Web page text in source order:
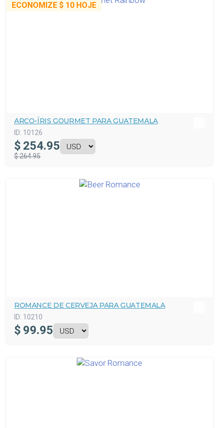
ECONOMIZE $ 10 HOJE
ARCO-ÍRIS GOURMET PARA GUATEMALA
ID: 10126
$ 254.95
$ 264.95
ROMANCE DE CERVEJA PARA GUATEMALA
ID: 10210
$ 99.95